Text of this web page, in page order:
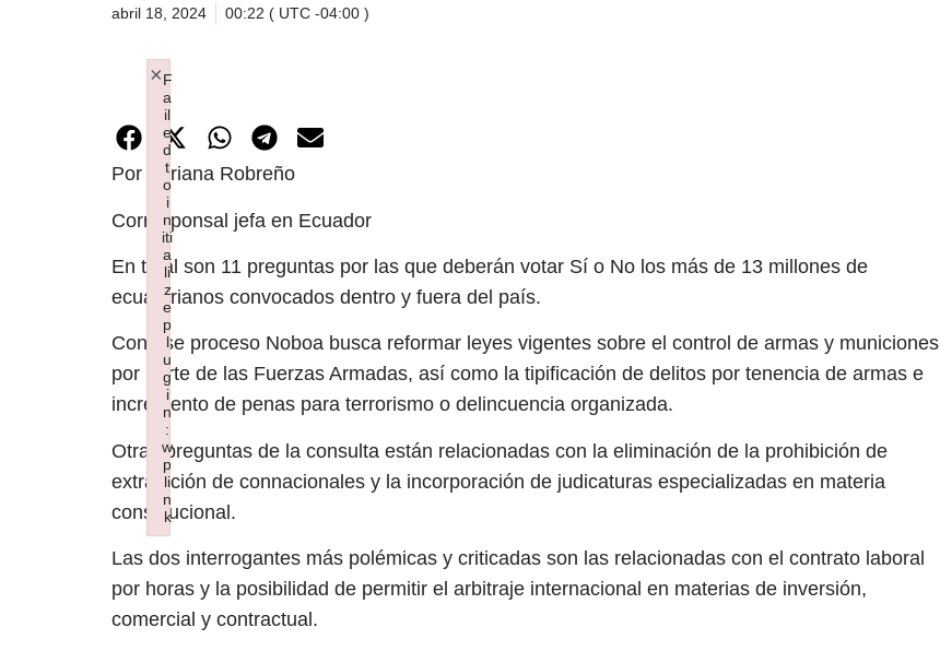
abril 18, 2024 00:22 ( UTC -04:00 )
Por Adriana Robreño
Corresponsal jefa en Ecuador
En total son 11 preguntas por las que deberán votar Sí o No los más de 13 millones de
ecuatorianos convocados dentro y fuera del país.
Con ese proceso Noboa busca reformar leyes vigentes sobre el control de armas y municiones
por parte de las Fuerzas Armadas, así como la tipificación de delitos por tenencia de armas e
incremento de penas para terrorismo o delincuencia organizada.
Otras preguntas de la consulta están relacionadas con la eliminación de la prohibición de
extradición de connacionales y la incorporación de judicaturas especializadas en materia
constitucional.
Las dos interrogantes más polémicas y criticadas son las relacionadas con el contrato laboral
por horas y la posibilidad de permitir el arbitraje internacional en materias de inversión,
comercial y contractual.
F
a
il
e
d
t
o
i
n
iti
a
li
z
e
p
l
u
g
i
n
:
w
p
li
n
k
×
Failed to initialize plugin: wplink